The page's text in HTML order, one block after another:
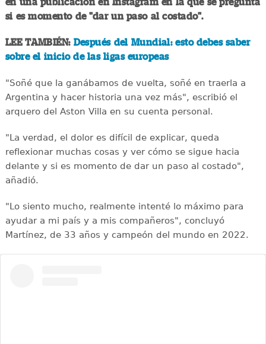
en una publicación en Instagram en la que se pregunta
si es momento de "dar un paso al costado".
LEE TAMBIÉN: Después del Mundial: esto debes saber
sobre el inicio de las ligas europeas
"Soñé que la ganábamos de vuelta, soñé en traerla a
Argentina y hacer historia una vez más", escribió el
arquero del Aston Villa en su cuenta personal.
"La verdad, el dolor es difícil de explicar, queda
reflexionar muchas cosas y ver cómo se sigue hacia
delante y si es momento de dar un paso al costado",
añadió.
"Lo siento mucho, realmente intenté lo máximo para
ayudar a mi país y a mis compañeros", concluyó
Martínez, de 33 años y campeón del mundo en 2022.